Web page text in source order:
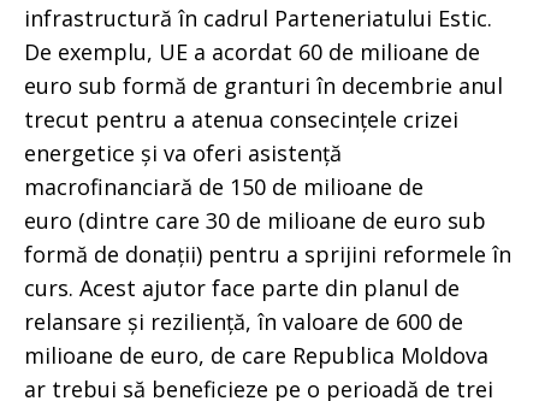
infrastructură în cadrul Parteneriatului Estic.
De exemplu, UE a acordat 60 de milioane de
euro sub formă de granturi în decembrie anul
trecut pentru a atenua consecințele crizei
energetice și va oferi asistență
macrofinanciară de 150 de milioane de
euro (dintre care 30 de milioane de euro sub
formă de donații) pentru a sprijini reformele în
curs. Acest ajutor face parte din planul de
relansare și reziliență, în valoare de 600 de
milioane de euro, de care Republica Moldova
ar trebui să beneficieze pe o perioadă de trei